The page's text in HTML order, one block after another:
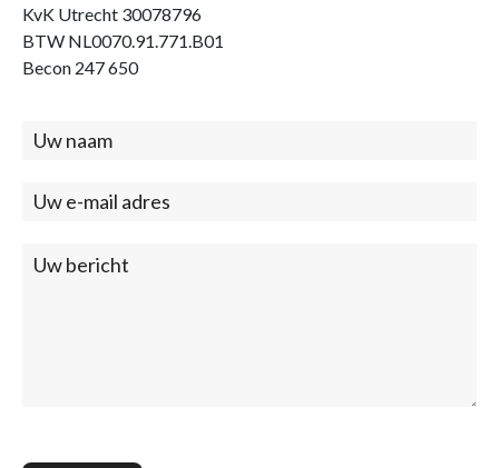
KvK Utrecht 30078796
BTW NL0070.91.771.B01
Becon 247 650
Contact